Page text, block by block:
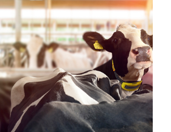
documentatiesysteem
basis van IDS